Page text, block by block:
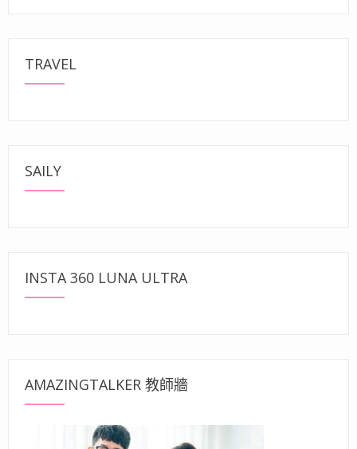
TRAVEL
SAILY
INSTA 360 LUNA ULTRA
AMAZINGTALKER 教師牆